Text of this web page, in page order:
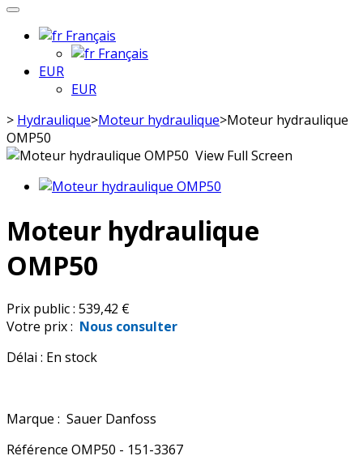
Français
Français
EUR
EUR
> Hydraulique>Moteur hydraulique>Moteur hydraulique
OMP50
View Full Screen
Moteur hydraulique
OMP50
Prix public : 539,42 €
Votre prix : Nous consulter
Délai : En stock
Marque : Sauer Danfoss
Référence OMP50 - 151-3367